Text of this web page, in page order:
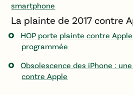
smartphone
La plainte de 2017 contre
HOP porte plainte contre
programmée
Obsolescence des iPhone :
contre Apple